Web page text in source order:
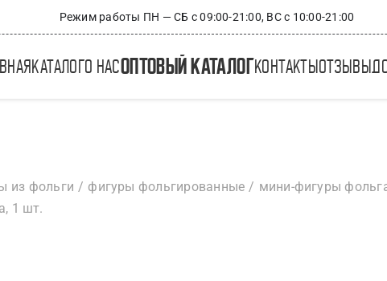
Режим работы ПН — СБ с 09:00-21:00, ВС с 10:00-21:00
каталого насоптовый каталогконтакты отзывы
из фольги фигуры фольгированные мини-фигуры
1 шт.